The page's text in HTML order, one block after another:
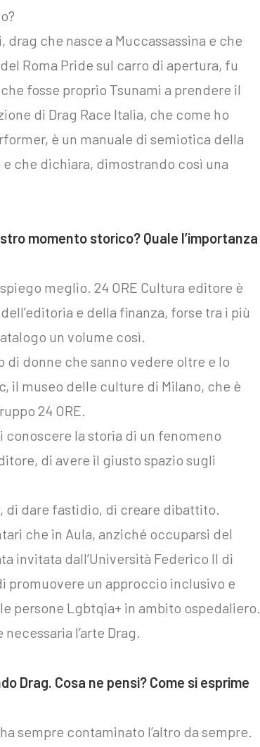
che nasce a Muccassassina e che
Roma Pride sul carro di apertura, fu
fosse proprio Tsunami a prendere il
di Drag Race Italia, che come ho
è un manuale di semiotica della
che dichiara, dimostrando così una
momento storico? Quale l’importanza
meglio. 24 ORE Cultura editore è
e della finanza, forse tra i più
un volume così.
donne che sanno vedere oltre e lo
il museo delle culture di Milano, che è
24 ORE.
la storia di un fenomeno
di avere il giusto spazio sugli
di dare fastidio, di creare dibattito.
che in Aula, anziché occuparsi del
invitata dall’Università Federico II di
promuovere un approccio inclusivo e
persone Lgbtqia+ in ambito ospedaliero.
l’arte Drag.
Drag. Cosa ne pensi? Come si esprime
sempre contaminato l’altro da sempre.